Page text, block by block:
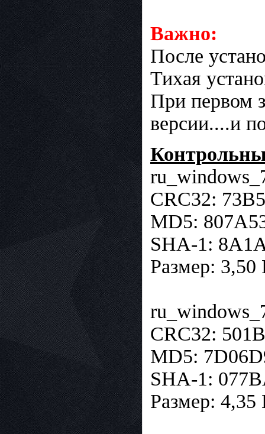
Важно:
После
Тихая
При первом
версии....и
CRC32:
MD5:
SHA-1:
Размер: 3,50
CRC32:
MD5:
SHA-1:
Размер: 4,35